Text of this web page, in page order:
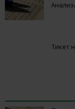
Тикет